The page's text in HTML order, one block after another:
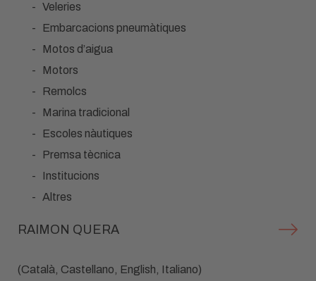
Veleries
Embarcacions pneumàtiques
Motos d’aigua
Motors
Remolcs
Marina tradicional
Escoles nàutiques
Premsa tècnica
Institucions
Altres
RAIMON QUERA
(Català, Castellano, English, Italiano)